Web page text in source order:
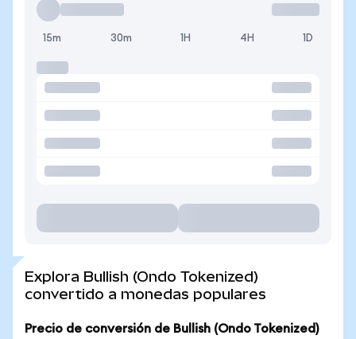
15m 30m 1H 4H 1D
Explora Bullish (Ondo Tokenized)
convertido a monedas populares
Precio de conversión de Bullish (Ondo Tokenized)